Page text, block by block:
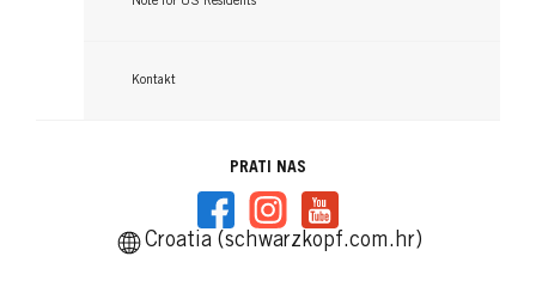
Kontakt
PRATI NAS
Croatia (schwarzkopf.com.hr)